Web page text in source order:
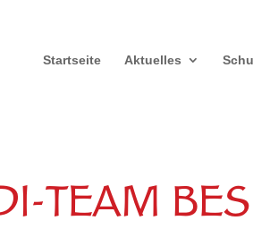
Startseite Aktuelles
TEAM